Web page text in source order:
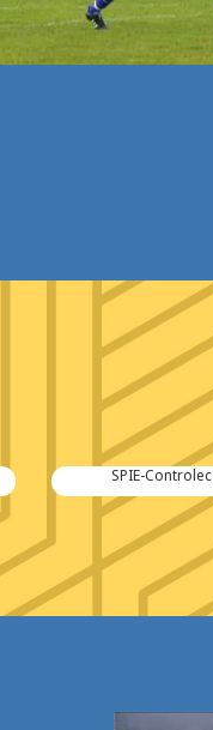
SPIE-